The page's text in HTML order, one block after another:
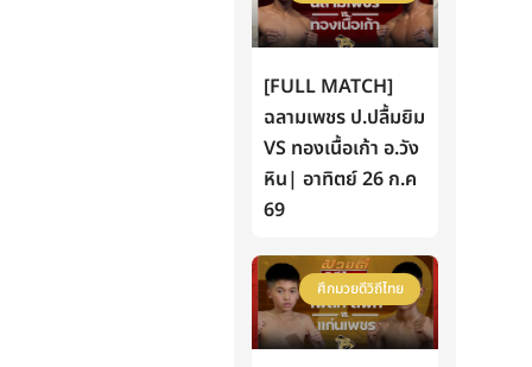
[FULL MATCH]
ฉลามเพชร ป.ปลื้มยิม
VS ทองเนื้อเก้า อ.วัง
หิน| อาทิตย์ 26 ก.ค
69
ศึกมวยดีวิถีไทย